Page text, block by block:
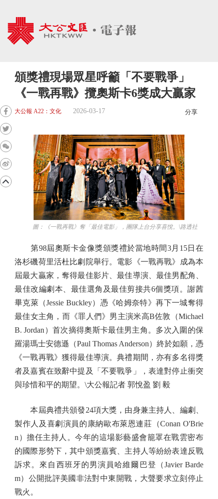
頒獎禮現場眾星呼籲「不要戰爭」
《一戰再戰》攬奧斯卡6獎成大贏家
大公報 A22：文化 2026-03-17 分享
圖：《一戰再戰》奪「最佳電影」，團隊上台分享喜悅。\路透社
第98屆奧斯卡金像獎頒獎禮於當地時間3月15日在
洛杉磯荷里活杜比劇院舉行。電影《一戰再戰》成為本
屆最大贏家，奪得最佳影片、最佳導演、最佳男配角、
最佳改編劇本、最佳選角及最佳剪接共6個獎項。謝茜
畢克萊（Jessie Buckley）憑《哈姆奈特》再下一城奪得
最佳女主角，而《罪人們》男主演米高B佐敦（Michael
B. Jordan）首次摘得奧斯卡最佳男主角。多次入圍的保
羅湯瑪士安德遜（Paul Thomas Anderson）終於如願，憑
《一戰再戰》獲得最佳導演。典禮期間，亦有多名得獎
者及嘉賓在致辭中提及「不要戰爭」，表達對停止衝突
與珍惜和平的期望。\大公報記者 郭悅盈 劉 毅
本屆典禮共頒發24項大獎，由身兼主持人、編劇、
製作人及喜劇演員的康納歐布萊恩連莊（Conan O'Brie
n）擔任主持人。今年的這場影藝盛會籠罩在戰雲密布
的國際形勢下，其中頒獎嘉賓、主持人等紛紛表達反戰
訴求。來自西班牙的男演員哈維爾巴登（Javier Barde
m）公開批評美國非法對中東開戰，大聲要求立刻停止
戰火。